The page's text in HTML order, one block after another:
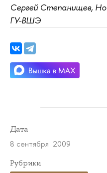
Сергей Степанищев,
ГУ-ВШЭ
Дата
8 сентября 2009
Рубрики